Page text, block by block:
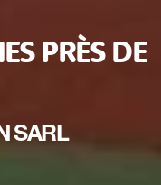
PRÈS DE
SARL